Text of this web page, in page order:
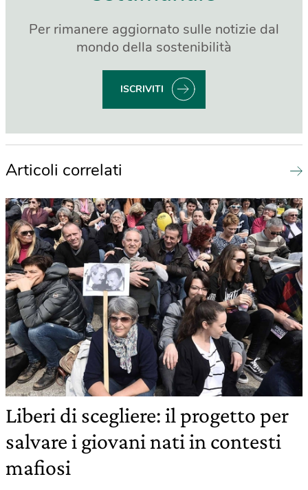
Per rimanere aggiornato sulle notizie dal
mondo della sostenibilità
ISCRIVITI
Articoli correlati
Liberi di scegliere: il progetto per
salvare i giovani nati in contesti
mafiosi